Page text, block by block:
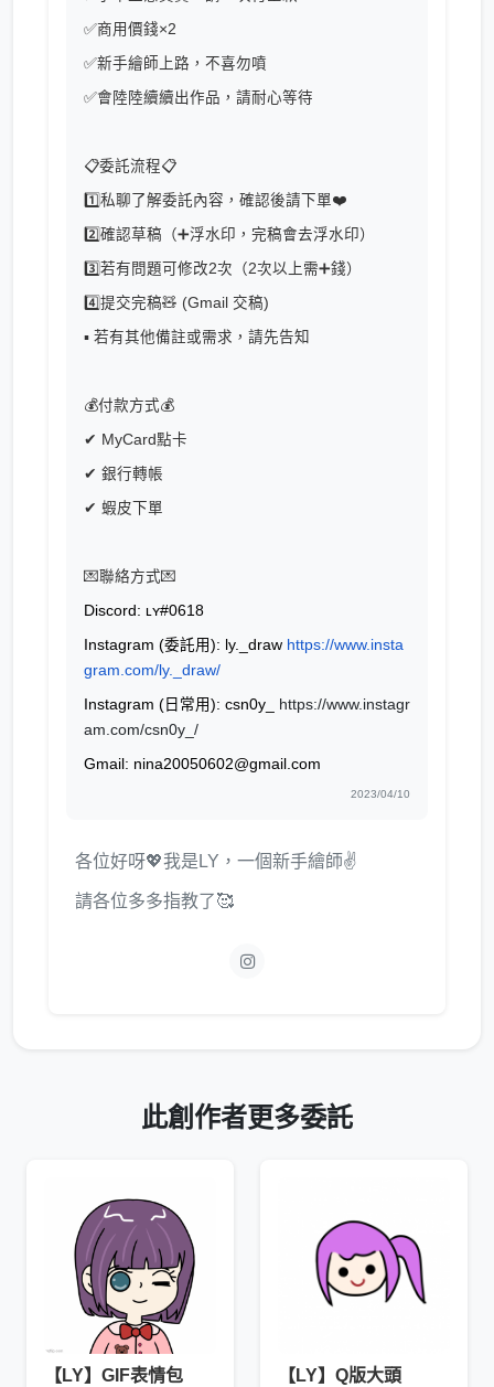
✅商用價錢×2
✅新手繪師上路，不喜勿噴
✅會陸陸續續出作品，請耐心等待
📋委託流程📋
1️⃣私聊了解委託內容，確認後請下單❤️
2️⃣確認草稿（➕浮水印，完稿會去浮水印）
3️⃣若有問題可修改2次（2次以上需➕錢）
4️⃣提交完稿🧸 (Gmail 交稿)
▪ 若有其他備註或需求，請先告知
💰付款方式💰
✔ MyCard點卡
✔ 銀行轉帳
✔ 蝦皮下單
💌聯絡方式💌
Discord: ʟʏ#0618
Instagram (委託用): ly._draw https://www.insta
gram.com/ly._draw/
Instagram (日常用): csn0y_
https://www.instagr
am.com/csn0y_/
Gmail: nina20050602@gmail.com
2023/04/10
各位好呀💖我是LY，一個新手繪師✌
請各位多多指教了🥰
此創作者更多委託
【LY】GIF表情包 【LY】Q版大頭